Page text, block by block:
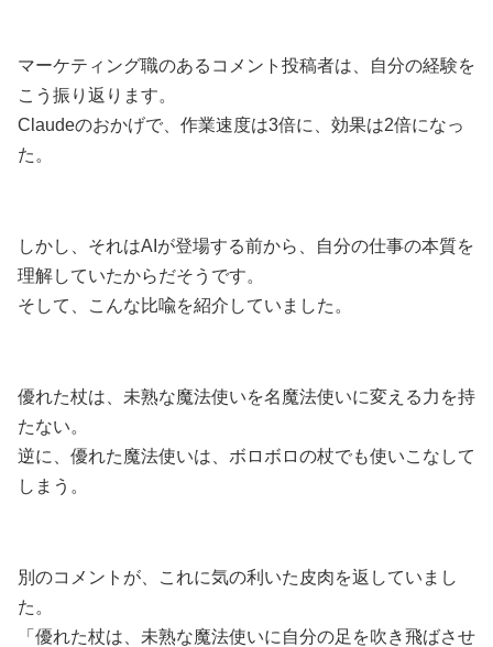
マーケティング職のあるコメント投稿者は、自分の経験を
こう振り返ります。
Claudeのおかげで、作業速度は3倍に、効果は2倍になっ
た。
しかし、それはAIが登場する前から、自分の仕事の本質を
理解していたからだそうです。
そして、こんな比喩を紹介していました。
優れた杖は、未熟な魔法使いを名魔法使いに変える力を持
たない。
逆に、優れた魔法使いは、ボロボロの杖でも使いこなして
しまう。
別のコメントが、これに気の利いた皮肉を返していまし
た。
「優れた杖は、未熟な魔法使いに自分の足を吹き飛ばさせ